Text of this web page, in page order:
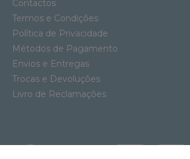
Contactos
Termos e Condições
Política de Privacidade
Métodos de Pagamento
Envios e Entregas
Trocas e Devoluções
Livro de Reclamações